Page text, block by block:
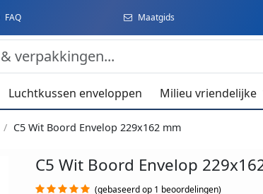
FAQ Maatgids
Luchtkussen enveloppen Milieu vriendelijke
C5 Wit Boord Envelop 229x162 mm
C5 Wit Boord Envelop
(gebaseerd op 1 beoordelingen)